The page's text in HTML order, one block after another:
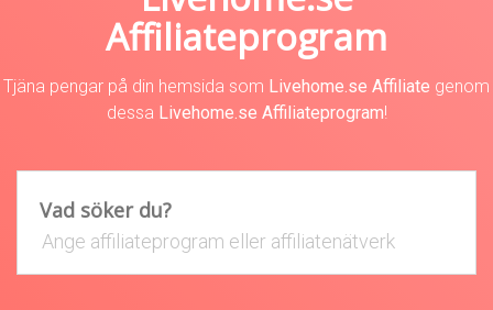
Affiliateprogram
Tjäna pengar på din hemsida som Livehome.se Affiliate genom
dessa Livehome.se Affiliateprogram!
Vad söker du?